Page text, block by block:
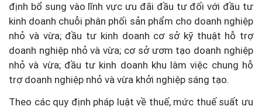
định bổ sung vào lĩnh vực ưu đãi đầu tư đối với đầu tư
kinh doanh chuỗi phân phối sản phẩm cho doanh nghiệp
nhỏ và vừa; đầu tư kinh doanh cơ sở kỹ thuật hỗ trợ
doanh nghiệp nhỏ và vừa; cơ sở ươm tạo doanh nghiệp
nhỏ và vừa; đầu tư kinh doanh khu làm việc chung hỗ
trợ doanh nghiệp nhỏ và vừa khởi nghiệp sáng tạo.
Theo các quy định pháp luật về thuế, mức thuế suất ưu